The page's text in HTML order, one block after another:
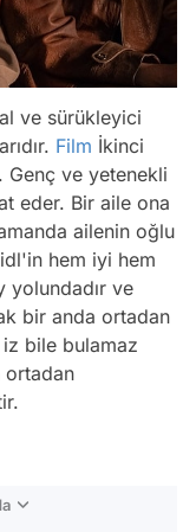
ve sürükleyici
Film İkinci
Genç ve yetenekli
eder. Bir aile ona
ailenin oğlu
hem iyi hem
yolundadır ve
bir anda ortadan
bile bulamaz
ortadan